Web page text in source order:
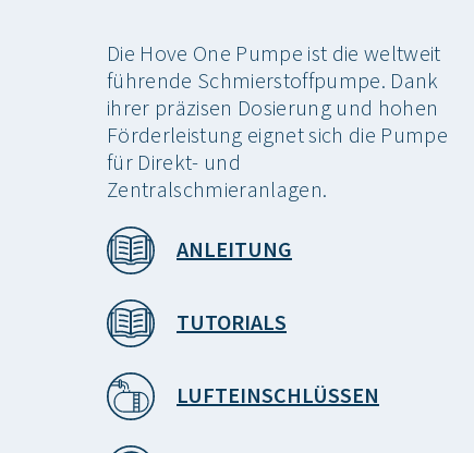
Die Hove One Pumpe ist die weltweit
führende Schmierstoffpumpe. Dank
ihrer präzisen Dosierung und hohen
Förderleistung eignet sich die Pumpe
für Direkt- und
Zentralschmieranlagen.
ANLEITUNG
TUTORIALS
LUFTEINSCHLÜSSEN